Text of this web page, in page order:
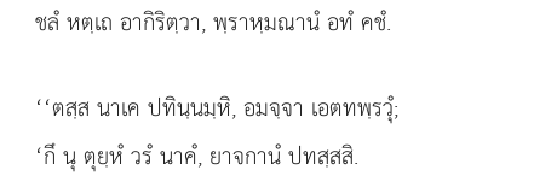
ชลํ หตฺเถ อากิริตฺวา, พฺราหฺมณานํ อทํ คชํ.
‘‘ตสฺส นาเค ปทินฺนมฺหิ, อมจฺจา เอตทพฺรวุํ;
‘กึ นุ ตุยฺหํ วรํ นาคํ, ยาจกานํ ปทสฺสสิ.